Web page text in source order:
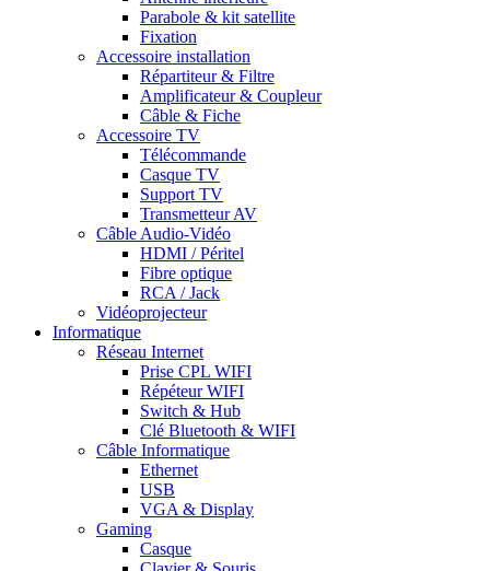
Parabole & kit satellite
Fixation
Accessoire installation
Répartiteur & Filtre
Amplificateur & Coupleur
Câble & Fiche
Accessoire TV
Télécommande
Casque TV
Support TV
Transmetteur AV
Câble Audio-Vidéo
HDMI / Péritel
Fibre optique
RCA / Jack
Vidéoprojecteur
Informatique
Réseau Internet
Prise CPL WIFI
Répéteur WIFI
Switch & Hub
Clé Bluetooth & WIFI
Câble Informatique
Ethernet
USB
VGA & Display
Gaming
Casque